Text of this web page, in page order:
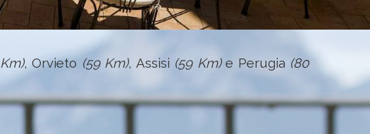
, Orvieto (59 Km), Assisi (59 Km)e Perugia (80